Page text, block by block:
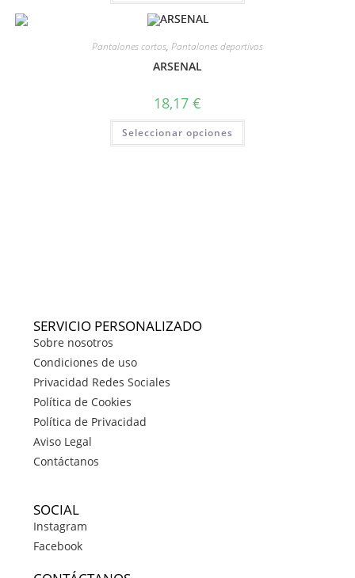
Pantalones cortos, Pantalones deportivos
ARSENAL
18,17 €
Seleccionar opciones
SERVICIO PERSONALIZADO
Sobre nosotros
Condiciones de uso
Privacidad Redes Sociales
Política de Cookies
Política de Privacidad
Aviso Legal
Contáctanos
SOCIAL
Instagram
Facebook